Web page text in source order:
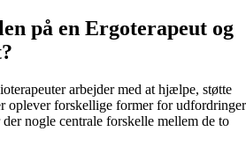
på en Ergoterapeut og
arbejder med at hjælpe, støtte
oplever forskellige former for udfordringer
nogle centrale forskelle mellem de to